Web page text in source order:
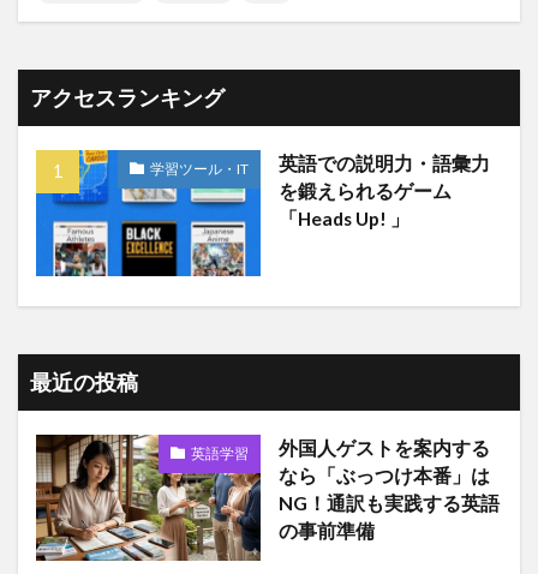
アクセスランキング
学習ツール・IT
英語での説明力・語彙力
を鍛えられるゲーム
「Heads Up! 」
最近の投稿
英語学習
外国人ゲストを案内する
なら「ぶっつけ本番」は
NG！通訳も実践する英語
の事前準備